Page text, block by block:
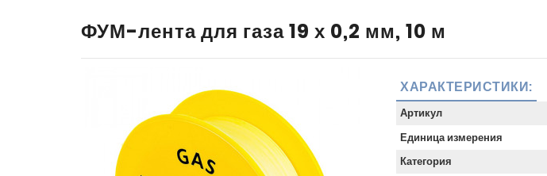
ФУМ-лента для газа 19 х 0,2 мм, 10 м
ХАРАКТЕРИСТИКИ:
Артикул
Единица измерения
Категория